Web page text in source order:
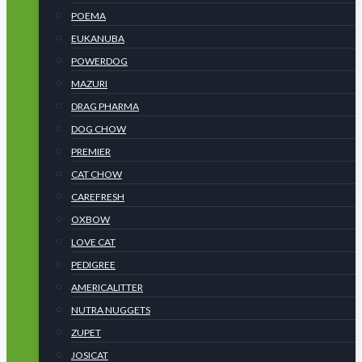
POEMA
EUKANUBA
POWERDOG
MAZURI
DRAG PHARMA
DOG CHOW
PREMIER
CAT CHOW
CAREFRESH
OXBOW
LOVE CAT
PEDIGREE
AMERICALITTER
NUTRA NUGGETS
ZUPET
JOSICAT